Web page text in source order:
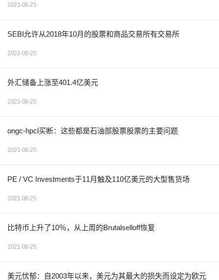
2021-08-25
SEBI允许从2018年10月的股票和商品交易所有交易所
2021-08-25
外汇储备上涨至401.4亿美元
2021-08-25
ongc-hpcl买断：这些都是石油部股票股票的主要问题
2021-08-25
PE / VC Investments于11月触及110亿美元的大型售货场
2021-08-25
比特币上升了10％，从上周的Brutalselloff恢复
2021-08-25
美元忧郁：自2003年以来，美元为其最大的损失而设定为欧元